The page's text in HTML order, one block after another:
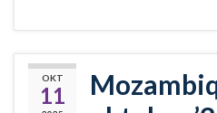
OKT
11